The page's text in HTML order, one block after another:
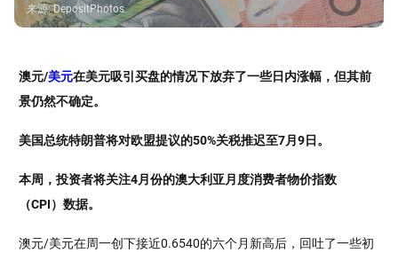
来源:DepositPhotos
澳元/美元在美元吸引买盘的情况下放弃了一些日内涨幅，但其前
景仍然不确定。
美国总统特朗普将对欧盟提议的50%关税推迟至7月9日。
本周，投资者将关注4月份的澳大利亚月度消费者物价指数
（CPI）数据。
澳元/美元在周一创下接近0.6540的六个月新高后，回吐了一些初